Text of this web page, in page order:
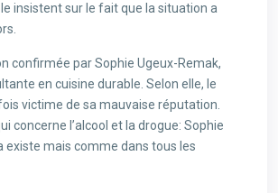
insistent sur le fait que la situation a
confirmée par Sophie Ugeux-Remak,
en cuisine durable. Selon elle, le
victime de sa mauvaise réputation.
concerne l’alcool et la drogue: Sophie
existe mais comme dans tous les